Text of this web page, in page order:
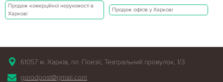
Продаж комерційної нерухомості в
Харкові
Продаж офісів у Харкові
61057 м. Харків, пл. Поезії, Театральний провулок, 1/3
gorodpost@gmail.com